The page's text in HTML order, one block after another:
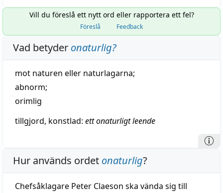
Vill du föreslå ett nytt ord eller rapportera ett fel?
Föreslå Feedback
Vad betyder onaturlig?
mot naturen eller naturlagarna;
abnorm;
orimlig
tillgjord, konstlad: ett onaturligtleende
Hur används ordet onaturlig?
Chefsåklagare Peter Claeson ska vända sig till